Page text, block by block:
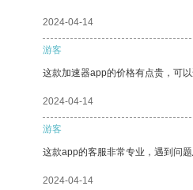
2024-04-14
游客
这款加速器app的价格有点贵，可
2024-04-14
游客
这款app的客服非常专业，遇到问
2024-04-14